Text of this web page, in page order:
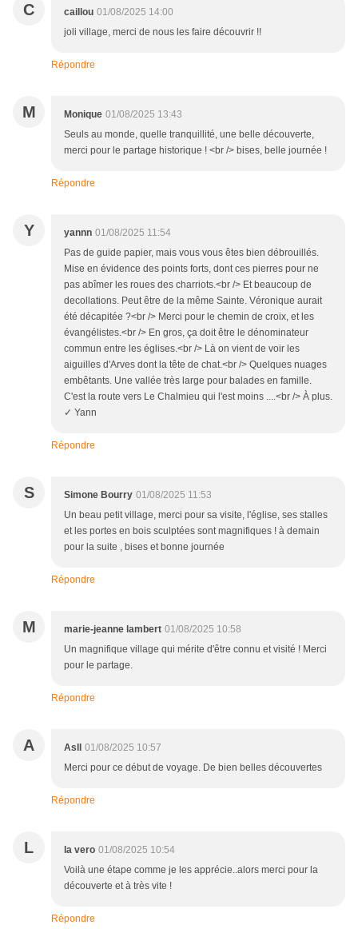
C caillou 01/08/2025 14:00
joli village, merci de nous les faire découvrir !!
Répondre
M Monique 01/08/2025 13:43
Seuls au monde, quelle tranquillité, une belle découverte,
merci pour le partage historique ! <br /> bises, belle journée !
Répondre
Y yannn 01/08/2025 11:54
Pas de guide papier, mais vous vous êtes bien débrouillés.
Mise en évidence des points forts, dont ces pierres pour ne
pas abîmer les roues des charriots.<br /> Et beaucoup de
decollations. Peut être de la même Sainte. Véronique aurait
été décapitée ?<br /> Merci pour le chemin de croix, et les
évangélistes.<br /> En gros, ça doit être le dénominateur
commun entre les églises.<br /> Là on vient de voir les
aiguilles d'Arves dont la tête de chat.<br /> Quelques nuages
embêtants. Une vallée très large pour balades en famille.
C'est la route vers Le Chalmieu qui l'est moins ....<br /> À plus.
✓ Yann
Répondre
S Simone Bourry 01/08/2025 11:53
Un beau petit village, merci pour sa visite, l'église, ses stalles
et les portes en bois sculptées sont magnifiques ! à demain
pour la suite , bises et bonne journée
Répondre
M marie-jeanne lambert 01/08/2025 10:58
Un magnifique village qui mérite d'être connu et visité ! Merci
pour le partage.
Répondre
A Asll
01/08/2025 10:57
Merci pour ce début de voyage. De bien belles découvertes
Répondre
L la vero 01/08/2025 10:54
Voilà une étape comme je les apprécie..alors merci pour la
découverte et à très vite !
Répondre